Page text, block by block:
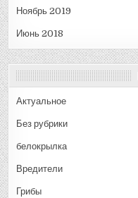
Ноябрь 2019
Июнь 2018
Актуальное
Без рубрики
белокрылка
Вредители
Грибы